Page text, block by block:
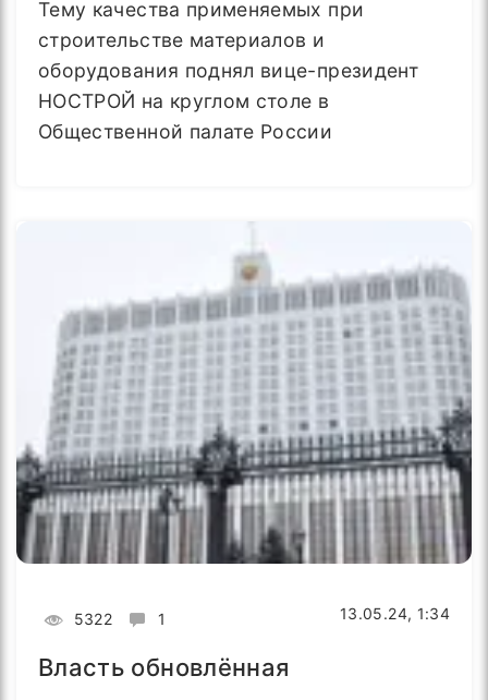
Тему качества применяемых при
строительстве материалов и
оборудования поднял вице-президент
НОСТРОЙ на круглом столе в
Общественной палате России
5322 1 13.05.24, 1:34
Власть обновлённая